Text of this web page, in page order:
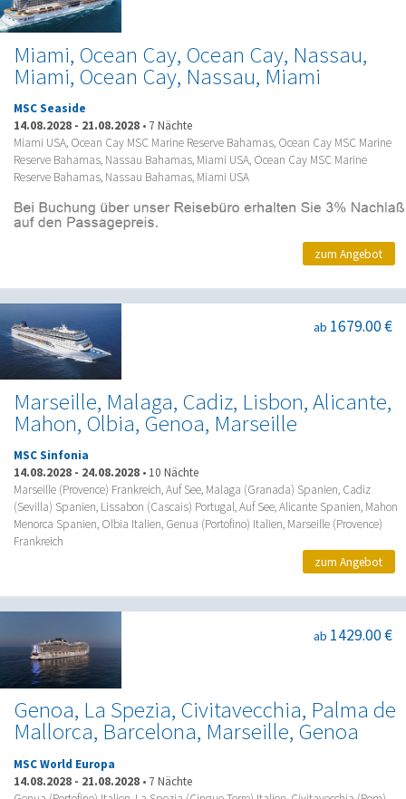
Miami, Ocean Cay, Ocean Cay, Nassau,
Miami, Ocean Cay, Nassau, Miami
MSC Seaside
14.08.2028 - 21.08.2028 • 7 Nächte
Miami USA, Ocean Cay MSC Marine Reserve Bahamas, Ocean Cay MSC Marine
Reserve Bahamas, Nassau Bahamas, Miami USA, Ocean Cay MSC Marine
Reserve Bahamas, Nassau Bahamas, Miami USA
zum Angebot
Marseille, Malaga, Cadiz, Lisbon, Alicante,
Mahon, Olbia, Genoa, Marseille
ab 1679.00 €
MSC Sinfonia
14.08.2028 - 24.08.2028 • 10 Nächte
Marseille (Provence) Frankreich, Auf See, Malaga (Granada) Spanien, Cadiz
(Sevilla) Spanien, Lissabon (Cascais) Portugal, Auf See, Alicante Spanien, Mahon
Menorca Spanien, Olbia Italien, Genua (Portofino) Italien, Marseille (Provence)
Frankreich
zum Angebot
Genoa, La Spezia, Civitavecchia, Palma de
Mallorca, Barcelona, Marseille, Genoa
ab 1429.00 €
MSC World Europa
14.08.2028 - 21.08.2028 • 7 Nächte